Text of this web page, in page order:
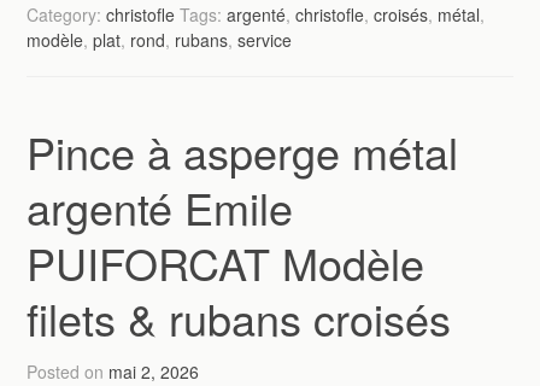
Category:christofle Tags:argenté,christofle,croisés, métal,
modèle,plat, rond, rubans,service
Pince à asperge métal
argenté Emile
PUIFORCAT Modèle
filets & rubans croisés
Posted on mai 2, 2026